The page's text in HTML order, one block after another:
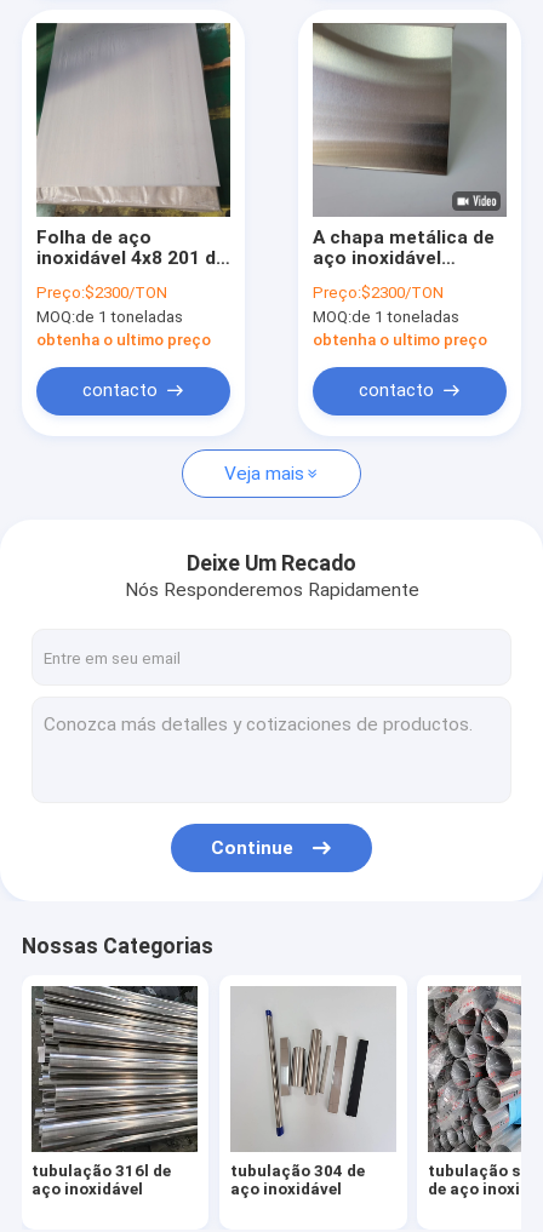
Visita à fábrica
Solicite um orçamento
tubulação 316l de aço inoxidável
tubulação 304 de aço inoxidável
os ss sem emenda conduzem
Folha de metal de aço inoxidável
folha de aço inoxidável do espelho
Tubulação da liga de alumínio
Folha da liga de alumínio
Bobina da liga de alumínio
encaixes de aço inoxidável
Folha de aço
inoxidável 4x8 201 do
espelho da hora do
Cr 301 304 304L 316
310 312 316L
Preço:$2300/TON
MOQ:de 1 toneladas
obtenha o ultimo preço
contacto
A chapa metálica de
aço inoxidável
48 x 96 escovou o
painel de aço 403f
404 409 430f
Preço:$2300/TON
MOQ:de 1 toneladas
obtenha o ultimo preço
contacto
Veja mais
Deixe Um Recado
Nós Responderemos Rapidamente
Continue
Nossas Categorias
tubulação 316l de
aço inoxidável
tubulação 304 de
aço inoxidável
tubulação
de aço